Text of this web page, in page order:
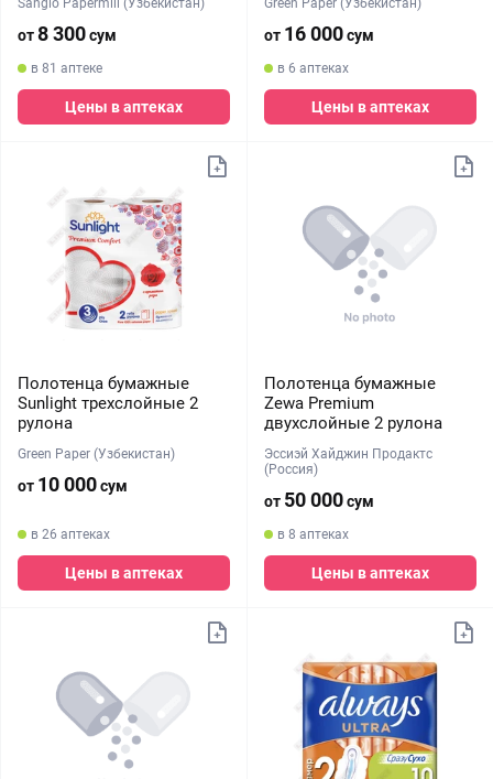
Sangio Papermill (Узбекистан)
от8 300сум
в 81 аптеке
Цены в аптеках
Green Paper (Узбекистан)
от 16 000сум
в 6 аптеках
Цены в аптеках
Полотенца бумажные
Sunlight трехслойные 2
рулона
Green Paper (Узбекистан)
от 10 000сум
в 26 аптеках
Цены в аптеках
Полотенца бумажные
Zewa Premium
двухслойные 2 рулона
Эссиэй Хайджин Продактс
(Россия)
от 50 000сум
в 8 аптеках
Цены в аптеках